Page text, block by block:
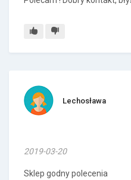
Lechosława
2019-03-20
Sklep godny polecenia